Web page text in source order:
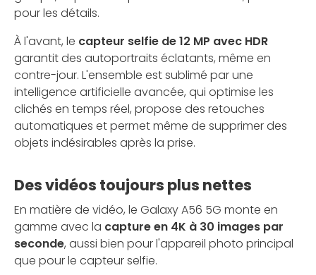
pour les détails.
À l'avant, le capteur selfie de 12 MP avec HDR
garantit des autoportraits éclatants, même en
contre-jour. L'ensemble est sublimé par une
intelligence artificielle avancée, qui optimise les
clichés en temps réel, propose des retouches
automatiques et permet même de supprimer des
objets indésirables après la prise.
Des vidéos toujours plus nettes
En matière de vidéo, le Galaxy A56 5G monte en
gamme avec la capture en 4K à 30 images par
seconde, aussi bien pour l'appareil photo principal
que pour le capteur selfie.